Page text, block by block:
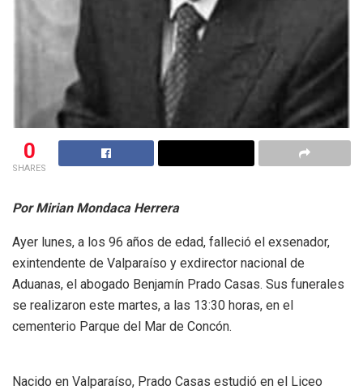
0
SHARES
Por Mirian Mondaca Herrera
Ayer lunes, a los 96 años de edad, falleció el exsenador,
exintendente de Valparaíso y exdirector nacional de
Aduanas, el abogado Benjamín Prado Casas. Sus funerales
se realizaron este martes, a las 13:30 horas, en el
cementerio Parque del Mar de Concón.
Nacido en Valparaíso, Prado Casas estudió en el Liceo